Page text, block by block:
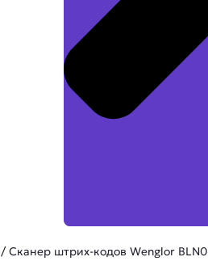
/ Сканер штрих-кодов Wenglor